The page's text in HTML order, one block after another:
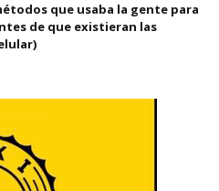
que usaba la gente para
de que existieran las